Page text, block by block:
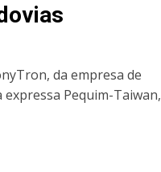
da empresa de
Pequim-Taiwan,